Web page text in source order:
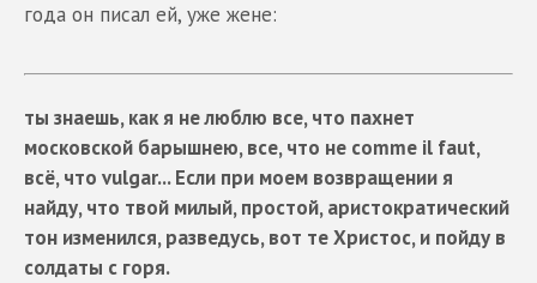
года он писал ей, уже жене:
ты знаешь, как я не люблю все, что пахнет
московской барышнею, все, что не comme il faut,
всё, что vulgar... Если при моем возвращении я
найду, что твой милый, простой, аристократический
тон изменился, разведусь, вот те Христос, и пойду в
солдаты с горя.